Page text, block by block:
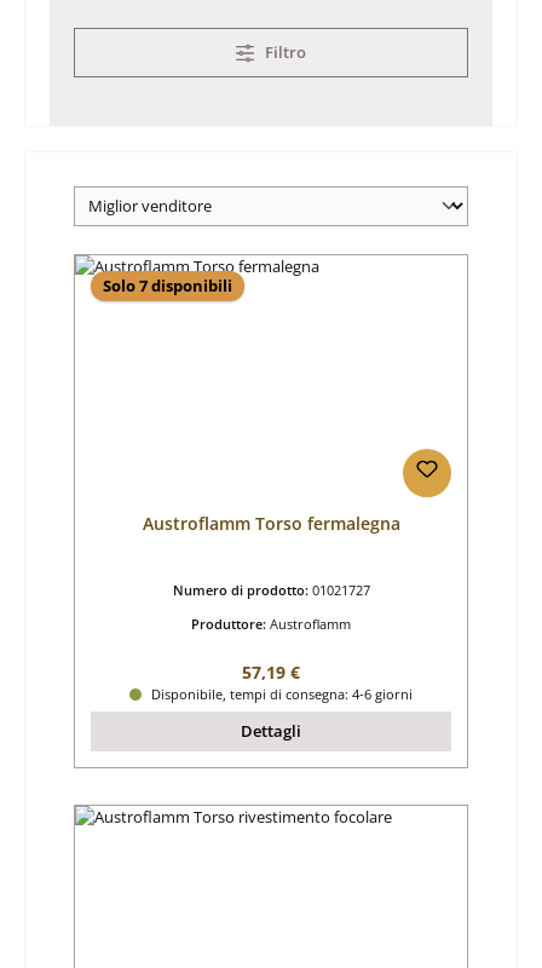
Filtro
Solo 7 disponibili
Austroflamm Torso fermalegna
Numero di prodotto: 01021727
Produttore: Austroflamm
Prezzo normale:
57,19 €
Disponibile, tempi di consegna: 4-6 giorni
Dettagli